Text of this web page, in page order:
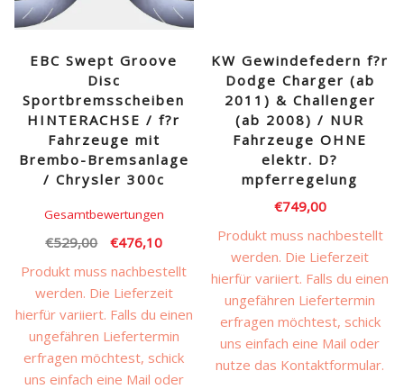
EBC Swept Groove
Disc
Sportbremsscheiben
HINTERACHSE / f?r
Fahrzeuge mit
Brembo-Bremsanlage
/ Chrysler 300c
Gesamtbewertungen
€529,00
Ursprünglicher
Preis
war:
€529,00
€476,10Aktueller
Preis
ist:
€476,10.
Produkt muss nachbestellt
werden. Die Lieferzeit
hierfür variiert. Falls du einen
ungefähren Liefertermin
erfragen möchtest, schick
uns einfach eine Mail oder
KW Gewindefedern f?r
Dodge Charger (ab
2011) & Challenger
(ab 2008) / NUR
Fahrzeuge OHNE
elektr. D?
mpferregelung
€749,00
Produkt muss nachbestellt
werden. Die Lieferzeit
hierfür variiert. Falls du einen
ungefähren Liefertermin
erfragen möchtest, schick
uns einfach eine Mail oder
nutze das Kontaktformular.